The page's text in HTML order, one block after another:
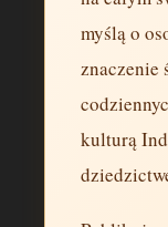
myślą o
znaczenie
kulturą